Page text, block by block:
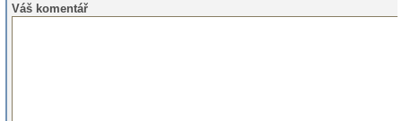
Váš komentář